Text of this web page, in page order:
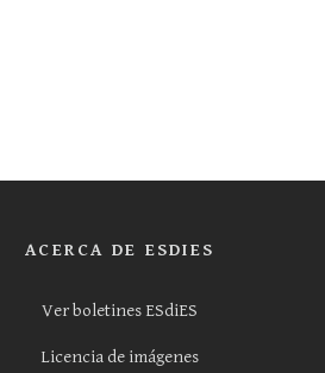
ACERCA DE ESDIES
Ver boletines ESdiES
Licencia de imágenes